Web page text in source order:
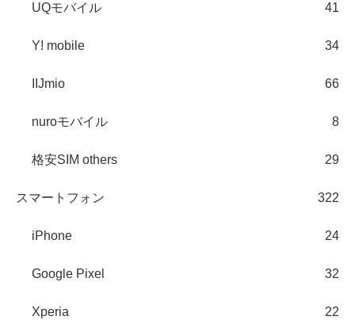
UQモバイル 41
Y! mobile 34
IIJmio 66
nuroモバイル 8
格安SIM others 29
スマートフォン 322
iPhone 24
Google Pixel 32
Xperia 22